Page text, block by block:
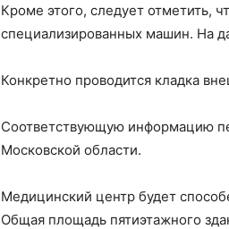
Кроме этого, следует отметить,
специализированных машин. На
Конкретно проводится кладка
Соответствующую информацию
Московской области.
Медицинский центр будет
Общая площадь пятиэтажного